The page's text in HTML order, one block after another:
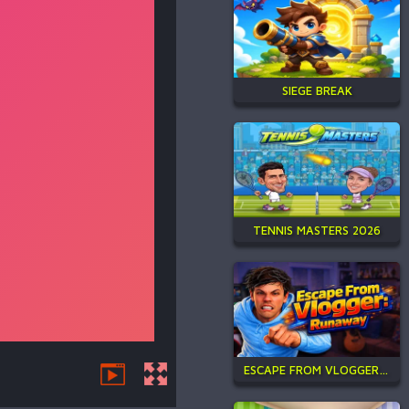
SIEGE BREAK
TENNIS MASTERS 2026
ESCAPE FROM VLOGGER: RUNAWAY